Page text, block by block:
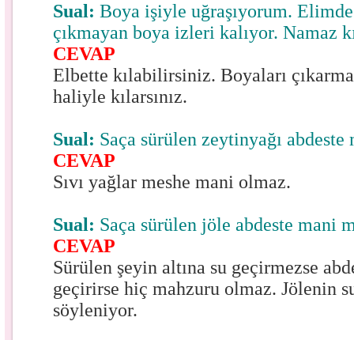
Sual:Boya işiyle uğraşıyorum.
çıkmayan boya izleri kalıyor. Namaz
CEVAP
Elbette kılabilirsiniz. Boyaları
haliyle kılarsınız.
Sual: Saça sürülen zeytinyağı
CEVAP
Sıvı yağlar meshe mani olmaz.
Sual: Saça sürülen jöle abdeste mani
CEVAP
Sürülen şeyin altına su geçirmezse
geçirirse hiç mahzuru olmaz. Jölenin
söyleniyor.